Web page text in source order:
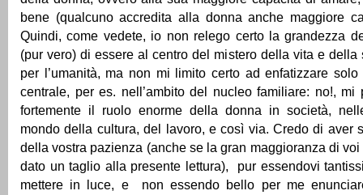
bene (qualcuno accredita alla donna anche maggiore
Quindi, come vedete, io non relego certo la grandezza
(pur vero) di essere al centro del mistero della vita e della
per l’umanità, ma non mi limito certo ad enfatizzare
centrale, per es. nell’ambito del nucleo familiare: no!, mi
fortemente il ruolo enorme della donna in società,
mondo della cultura, del lavoro, e così via. Credo di aver
della vostra pazienza (anche se la gran maggioranza di
dato un taglio alla presente lettura), pur essendovi
mettere in luce, e non essendo bello per me